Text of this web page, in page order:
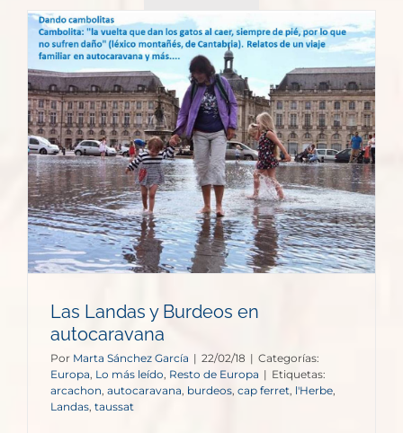
Las Landas y Burdeos en
autocaravana
Por Marta Sánchez García | 22/02/18 | Categorías:
Europa Lo más leído Resto de Europa | Etiquetas:
arcachon autocaravana burdeos, cap ferret l'Herbe
Landas taussat